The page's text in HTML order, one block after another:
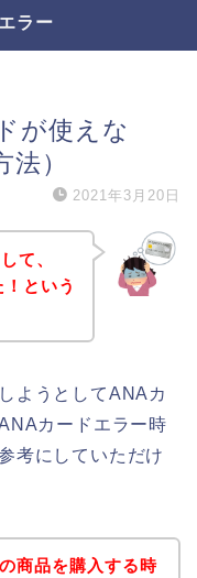
ラー
が使えな
）
2021年3月20日
て、
という
ようとしてANAカ
カードエラー時
考にしていただけ
商品を購入する時